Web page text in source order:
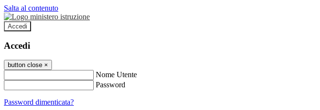
Salta al contenuto
Accedi
Accedi
button close ×
Nome Utente
Password
Password dimenticata?